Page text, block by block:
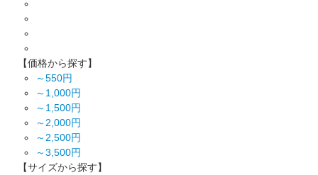
【価格から探す】
～550円
～1,000円
～1,500円
～2,000円
～2,500円
～3,500円
【サイズから探す】